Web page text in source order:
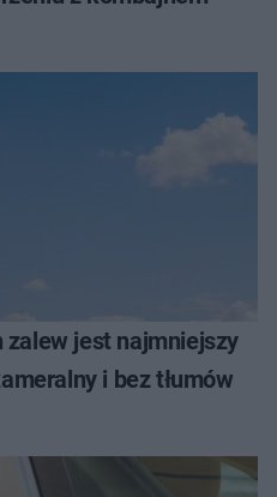
zalew jest najmniejszy
i bez tłumów